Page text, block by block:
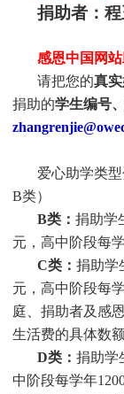
捐助者：
感恩中国网站
请把您的真
捐助的学生编号
爱心助学类
B类）
B类： 捐助学
元，高中阶段每
C类： 捐助学
元，高中阶段每学
庭、捐助者及感
生活费的具体数
D类： 捐助学
中阶段每学年